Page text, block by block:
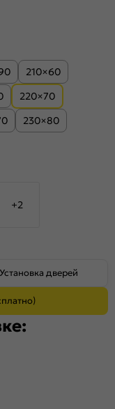
210×60
220×70
230×80
+2
Установка дверей